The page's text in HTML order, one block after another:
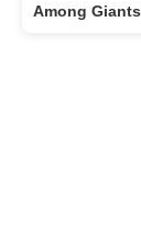
Among Giants